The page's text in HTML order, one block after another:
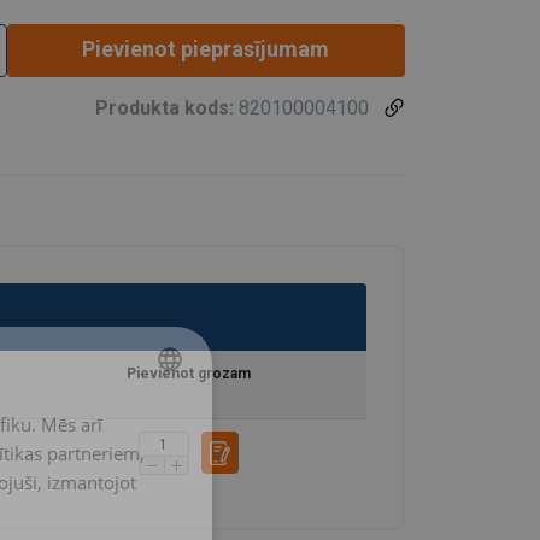
Pievienot pieprasījumam
Produkta kods: 820100004100
Pievienot grozam
LATVIAN
ENGLISH TRANSLATION
Mēs arī
partneriem,
izmantojot